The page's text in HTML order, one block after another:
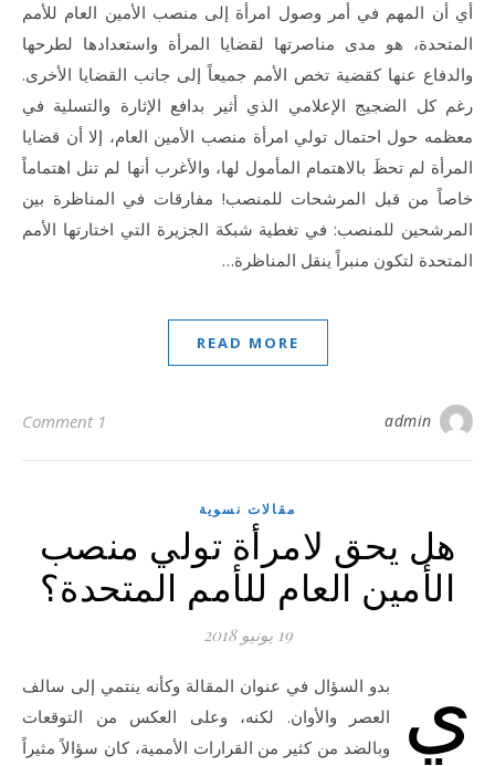
أي أن المهم في أمر وصول امرأة إلى منصب الأمين العام للأمم
المتحدة، هو مدى مناصرتها لقضايا المرأة واستعدادها لطرحها
والدفاع عنها كقضية تخص الأمم جميعاً إلى جانب القضايا الأخرى.
رغم كل الضجيج الإعلامي الذي أثير بدافع الإثارة والتسلية في
معظمه حول احتمال تولي امرأة منصب الأمين العام، إلا أن قضايا
المرأة لم تحظَ بالاهتمام المأمول لها، والأغرب أنها لم تنل اهتماماً
خاصاً من قبل المرشحات للمنصب! مفارقات في المناظرة بين
المرشحين للمنصب: في تغطية شبكة الجزيرة التي اختارتها الأمم
المتحدة لتكون منبراً ينقل المناظرة…
READ MORE
admin
1 Comment
مقالات نسوية
هل يحق لامرأة تولي منصب
الأمين العام للأمم المتحدة؟
19 يونيو 2018
ي
بدو السؤال في عنوان المقالة وكأنه ينتمي إلى سالف
العصر والأوان. لكنه، وعلى العكس من التوقعات
وبالضد من كثير من القرارات الأممية، كان سؤالاً مثيراً